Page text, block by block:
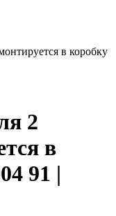
в коробку
2
в
91 |